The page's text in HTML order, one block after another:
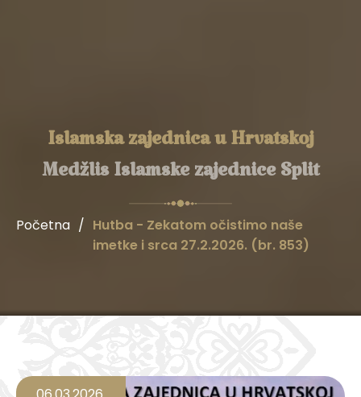
Islamska zajednica u Hrvatskoj
Medžlis Islamske zajednice Split
Početna / Hutba - Zekatom očistimo naše
imetke i srca 27.2.2026. (br. 853)